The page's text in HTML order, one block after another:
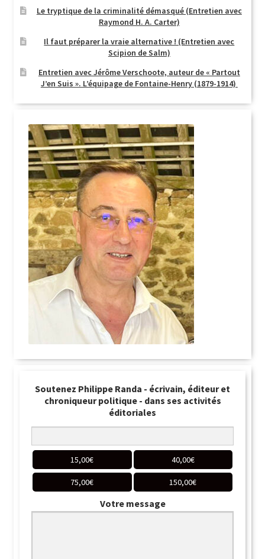
Le tryptique de la criminalité démasqué (Entretien avec
Raymond H. A. Carter)
Il faut préparer la vraie alternative ! (Entretien avec
Scipion de Salm)
Entretien avec Jérôme Verschoote, auteur de « Partout
J’en Suis ». L’équipage de Fontaine-Henry (1879-1914)
Soutenez Philippe Randa - écrivain, éditeur et
chroniqueur politique - dans ses activités
éditoriales
15,00€ 40,00€
75,00€ 150,00€
Votre message